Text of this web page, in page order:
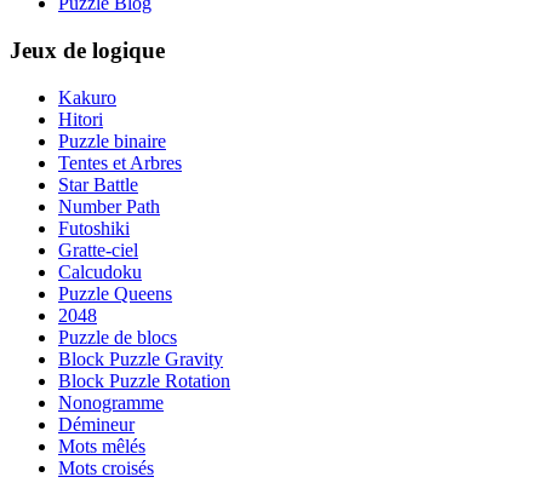
Jeux de logique
Kakuro
Hitori
Puzzle binaire
Tentes et Arbres
Star Battle
Number Path
Futoshiki
Gratte-ciel
Calcudoku
Puzzle Queens
2048
Puzzle de blocs
Block Puzzle Gravity
Block Puzzle Rotation
Nonogramme
Démineur
Mots mêlés
Mots croisés